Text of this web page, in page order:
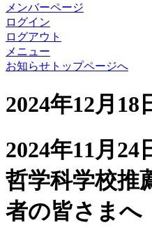
メンバーページ
ログイン
ログアウト
メニュー
お知らせトップページへ
2024年12月18
2024年11月
哲学科学校推
者の皆さまへ